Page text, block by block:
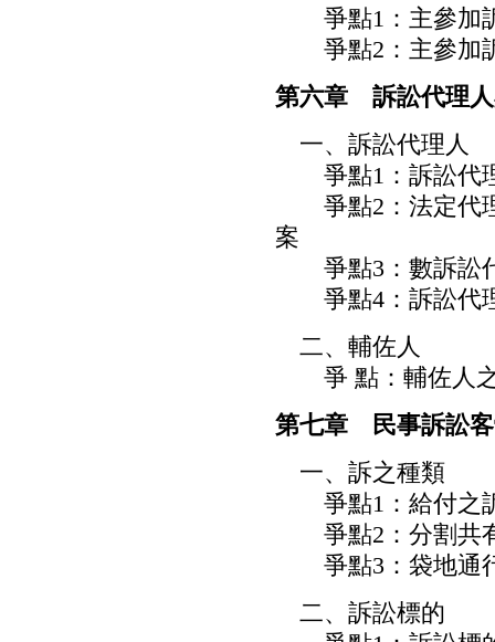
爭點1：主參加
爭點2：主參加
第六章 訴訟代理
一、訴訟代理人
爭點1：訴訟代理
爭點2：法定代理
案
爭點3：數訴訟代
爭點4：訴訟代理
二、輔佐人
爭 點：輔佐人
第七章 民事訴訟
一、訴之種類
爭點1：給付之訴
爭點2：分割共
爭點3：袋地通
二、訴訟標的